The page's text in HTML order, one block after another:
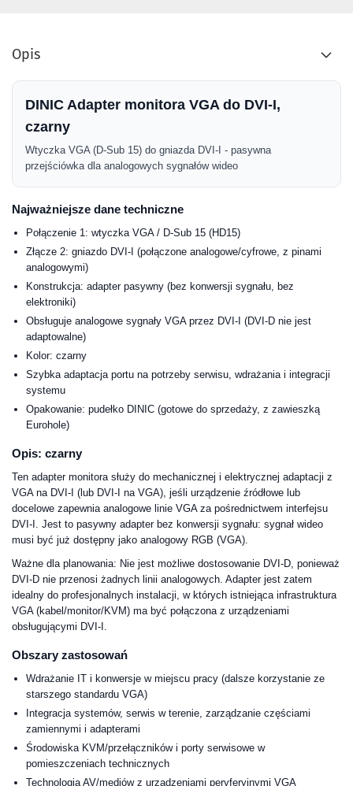
Opis
DINIC Adapter monitora VGA do DVI-I,
czarny
Wtyczka VGA (D-Sub 15) do gniazda DVI-I - pasywna
przejściówka dla analogowych sygnałów wideo
Najważniejsze dane techniczne
Połączenie 1: wtyczka VGA / D-Sub 15 (HD15)
Złącze 2: gniazdo DVI-I (połączone analogowe/cyfrowe, z pinami
analogowymi)
Konstrukcja: adapter pasywny (bez konwersji sygnału, bez
elektroniki)
Obsługuje analogowe sygnały VGA przez DVI-I (DVI-D nie jest
adaptowalne)
Kolor: czarny
Szybka adaptacja portu na potrzeby serwisu, wdrażania i integracji
systemu
Opakowanie: pudełko DINIC (gotowe do sprzedaży, z zawieszką
Eurohole)
Opis: czarny
Ten adapter monitora służy do mechanicznej i elektrycznej adaptacji z
VGA na DVI-I (lub DVI-I na VGA), jeśli urządzenie źródłowe lub
docelowe zapewnia analogowe linie VGA za pośrednictwem interfejsu
DVI-I. Jest to pasywny adapter bez konwersji sygnału: sygnał wideo
musi być już dostępny jako analogowy RGB (VGA).
Ważne dla planowania: Nie jest możliwe dostosowanie DVI-D, ponieważ
DVI-D nie przenosi żadnych linii analogowych. Adapter jest zatem
idealny do profesjonalnych instalacji, w których istniejąca infrastruktura
VGA (kabel/monitor/KVM) ma być połączona z urządzeniami
obsługującymi DVI-I.
Obszary zastosowań
Wdrażanie IT i konwersje w miejscu pracy (dalsze korzystanie ze
starszego standardu VGA)
Integracja systemów, serwis w terenie, zarządzanie częściami
zamiennymi i adapterami
Środowiska KVM/przełączników i porty serwisowe w
pomieszczeniach technicznych
Technologia AV/mediów z urządzeniami peryferyjnymi VGA